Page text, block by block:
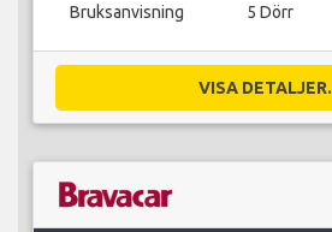
Bruksanvisning 5 Dörr
VISA